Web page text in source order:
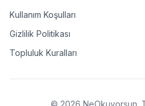
Kullanım Koşulları
Gizlilik Politikası
Topluluk Kuralları
© 2026 NeOkuyorsun.